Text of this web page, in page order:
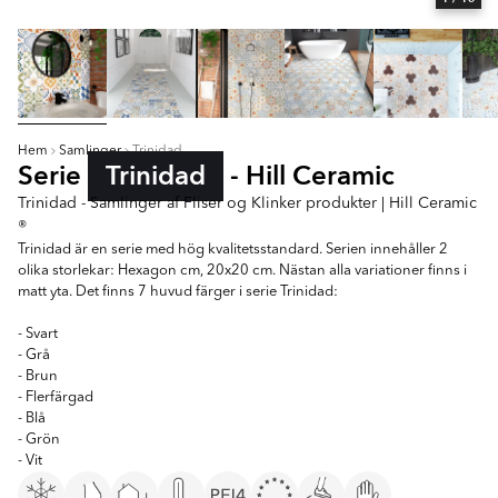
Hem Samlinger Trinidad
Serie Trinidad - Hill Ceramic
Trinidad - Samlinger af Fliser og Klinker produkter | Hill Ceramic
®
Trinidad är en serie med hög kvalitetsstandard. Serien innehåller 2
olika storlekar: Hexagon cm, 20x20 cm. Nästan alla variationer finns i
matt yta. Det finns 7 huvud färger i serie Trinidad:
- Svart
- Grå
- Brun
- Flerfärgad
- Blå
- Grön
- Vit